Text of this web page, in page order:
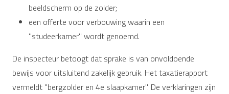
beeldscherm op de zolder;
een offerte voor verbouwing waarin een
"studeerkamer" wordt genoemd.
De inspecteur betoogt dat sprake is van onvoldoende
bewijs voor uitsluitend zakelijk gebruik. Het taxatierapport
vermeldt "bergzolder en 4e slaapkamer". De verklaringen zijn